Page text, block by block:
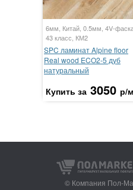
6мм, Китай, 0.5мм, 4V-
43 класс, КМ2
SPC ламинат Alpine floor
Real wood ECO2-5 дуб
натуральный
Купить за 3050 р/м
© Компания Пол-